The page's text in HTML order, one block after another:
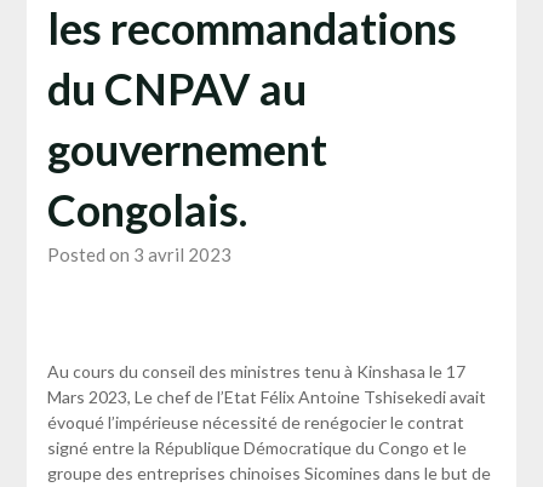
les recommandations
du CNPAV au
gouvernement
Congolais.
Posted on 3 avril 2023
Au cours du conseil des ministres tenu à Kinshasa le 17
Mars 2023, Le chef de l’Etat Félix Antoine Tshisekedi avait
évoqué l’impérieuse nécessité de renégocier le contrat
signé entre la République Démocratique du Congo et le
groupe des entreprises chinoises Sicomines dans le but de